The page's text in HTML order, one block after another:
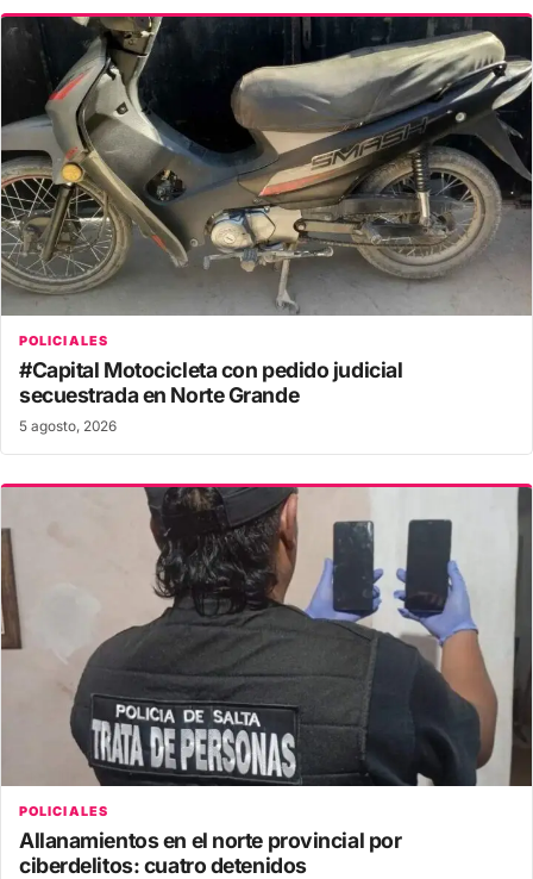
POLICIALES
#Capital Motocicleta con pedido judicial
secuestrada en Norte Grande
5 agosto, 2026
POLICIALES
Allanamientos en el norte provincial por
ciberdelitos: cuatro detenidos